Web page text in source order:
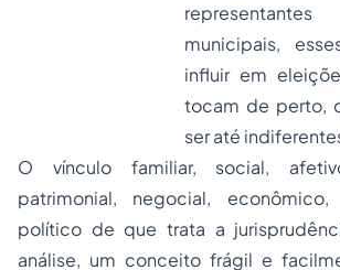
municipais,
influir em
tocam de perto,
ser até
O vínculo familiar, social,
patrimonial, negocial,
político de que trata a
análise, um conceito frágil e